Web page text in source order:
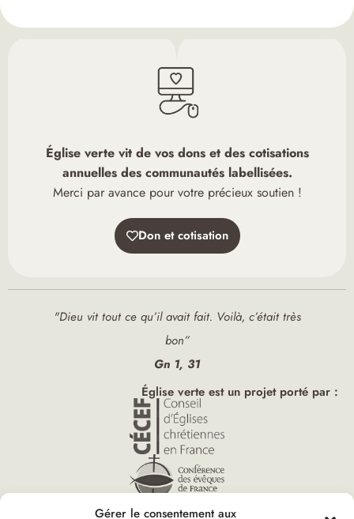
Gérer le consentement aux
Église verte vit de vos dons et des cotisations
annuelles des communautés labellisées.
Merci par avance pour votre précieux soutien !
Don et cotisation
"Dieu vit tout ce qu’il avait fait. Voilà, c’était très
bon”
Gn 1, 31
Église verte est un projet porté par :